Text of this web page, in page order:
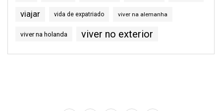
viajar vida de expatriado viver na alemanha
viver na holanda viver no exterior